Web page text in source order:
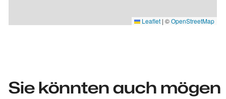
Leaflet | ©OpenStreetMap
Sie könnten auch mögen